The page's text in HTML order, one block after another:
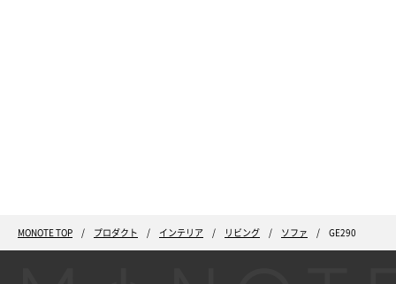
MONOTE TOP プロダクト インテリア リビング ソファ GE290